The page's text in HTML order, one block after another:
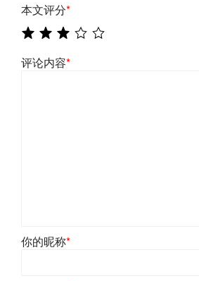
本文评分*
评论内容*
你的昵称*